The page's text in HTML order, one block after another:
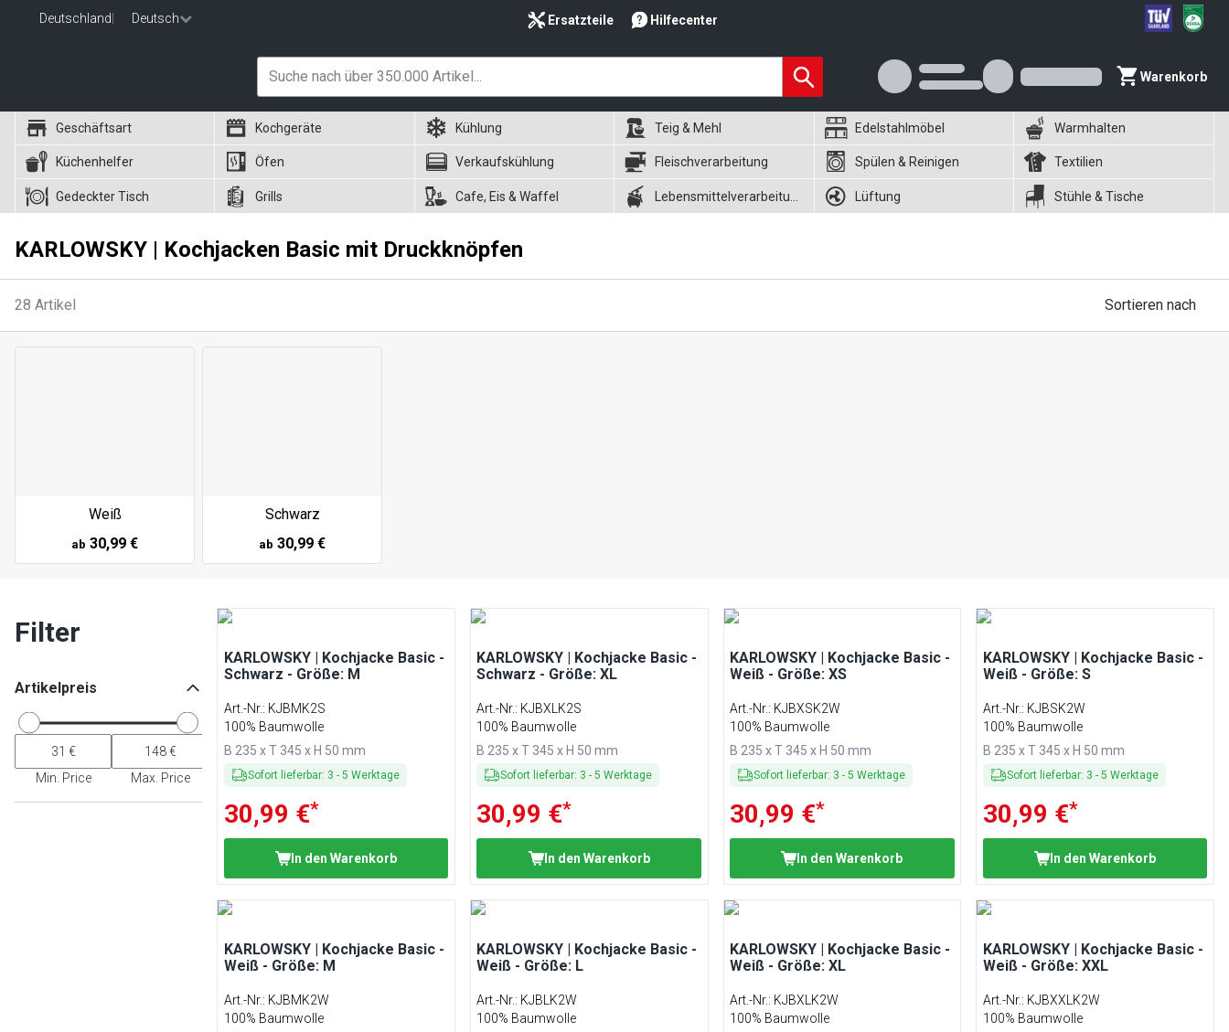
Deutschland Deutsch Ersatzteile Hilfecenter
Warenkorb
Geschäftsart Kochgeräte Kühlung Teig & Mehl Edelstahlmöbel Warmhalten
Küchenhelfer Öfen Verkaufskühlung Fleischverarbeitung Spülen & Reinigen Textilien
Gedeckter Tisch Grills Cafe, Eis & Waffel Lüftung Stühle & Tische
KARLOWSKY | Kochjacken Basic mit Druckknöpfen
28 Artikel Sortieren nach
Weiß
ab 30,99 €
Schwarz
ab 30,99 €
Filter
Artikelpreis
Min. Price Max. Price
KARLOWSKY | Kochjacke Basic -
Schwarz - Größe: M
Art.-Nr.: KJBMK2S
100% Baumwolle
B 235 x T 345 x H 50 mm
Sofort lieferbar: 3 - 5 Werktage
30,99 €*
In den Warenkorb
KARLOWSKY | Kochjacke Basic -
Schwarz - Größe: XL
Art.-Nr.: KJBXLK2S
100% Baumwolle
B 235 x T 345 x H 50 mm
Sofort lieferbar: 3 -5 Werktage
30,99 €*
In den Warenkorb
KARLOWSKY | Kochjacke Basic -
Weiß - Größe: XS
Art.-Nr.: KJBXSK2W
100% Baumwolle
B 235 x T 345 x H 50 mm
Sofort lieferbar: 3 -5 Werktage
30,99 €*
In den Warenkorb
KARLOWSKY | Kochjacke Basic -
Weiß - Größe: S
Art.-Nr.: KJBSK2W
100% Baumwolle
B 235 x T 345 x H 50 mm
Sofort lieferbar: 3 - 5 Werktage
30,99 €*
In den Warenkorb
KARLOWSKY | Kochjacke Basic -
Weiß - Größe: M
Art.-Nr.: KJBMK2W
100% Baumwolle
KARLOWSKY | Kochjacke Basic -
Weiß - Größe: L
Art.-Nr.: KJBLK2W
100% Baumwolle
KARLOWSKY | Kochjacke Basic -
Weiß - Größe: XL
Art.-Nr.: KJBXLK2W
100% Baumwolle
KARLOWSKY | Kochjacke Basic -
Weiß - Größe: XXL
Art.-Nr.: KJBXXLK2W
100% Baumwolle